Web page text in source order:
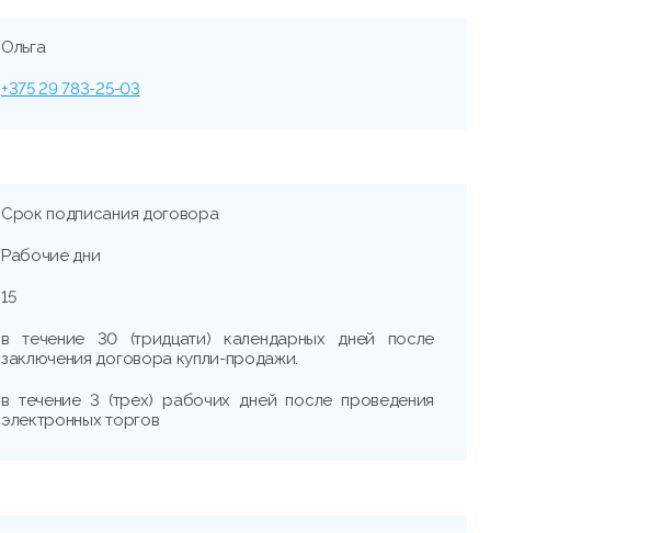
Ольга
+375 29 783-25-03
Срок подписания договора
Рабочие дни
15
в течение 30 (тридцати) календарных дней после
заключения договора купли-продажи.
в течение 3 (трех) рабочих дней после проведения
электронных торгов